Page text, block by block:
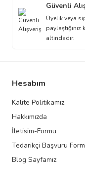
Güvenli
Üyelik veya
altındadır.
Hesabım
Kalite Politikamız
Hakkımızda
İletisim-Formu
Tedarikçi Başvuru
Blog Sayfamız